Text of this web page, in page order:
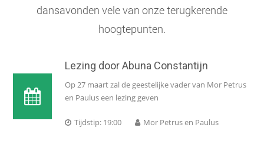
dansavonden vele van onze terugkerende
hoogtepunten.
Lezing door Abuna Constantijn
Op 27 maart zal de geestelijke vader van Mor Petrus
en Paulus een lezing geven
Tijdstip: 19:00 Mor Petrus en Paulus